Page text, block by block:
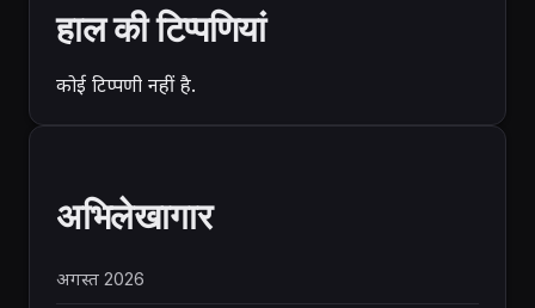
हाल की टिप्पणियां
कोई टिप्पणी नहीं है.
अभिलेखागार
अगस्त 2026